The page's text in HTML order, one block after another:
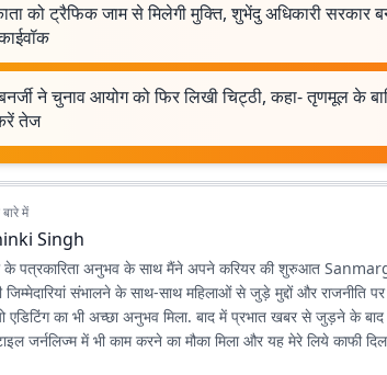
को ट्रैफिक जाम से मिलेगी मुक्ति, शुभेंदु अधिकारी सरकार
ने चुनाव आयोग को फिर लिखी चिट्ठी, कहा- तृणमूल के
तेज
में
Singh
के पत्रकारिता अनुभव के साथ मैंने अपने करियर की शुरुआत
जिम्मेदारियां संभालने के साथ-साथ महिलाओं से जुड़े मुद्दों और राजनीति
एडिटिंग का भी अच्छा अनुभव मिला. बाद में प्रभात खबर से जुड़ने के बाद
जर्नलिज्म में भी काम करने का मौका मिला और यह मेरे लिये काफी
लगातार बेहतर बनाने में यकीन रखती हूं.